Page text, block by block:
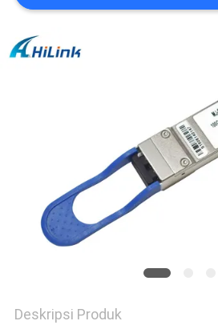
SITEMAP
Deskripsi Produk